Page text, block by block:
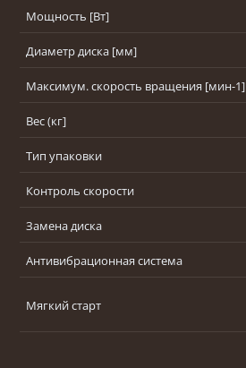
Мощность [Вт]
Диаметр диска [мм]
Максимум. скорость вращения [мин-1]
Вес (кг]
Тип упаковки
Контроль скорости
Замена диска
Антивибрационная система
Мягкий старт